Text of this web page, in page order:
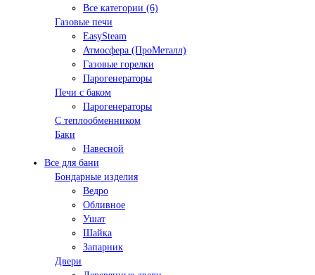
Все категории (6)
Газовые печи
EasySteam
Атмосфера (ПроМеталл)
Газовые горелки
Парогенераторы
Печи с баком
Парогенераторы
С теплообменником
Баки
Навесной
Все для бани
Бондарные изделия
Ведро
Обливное
Ушат
Шайка
Запарник
Двери